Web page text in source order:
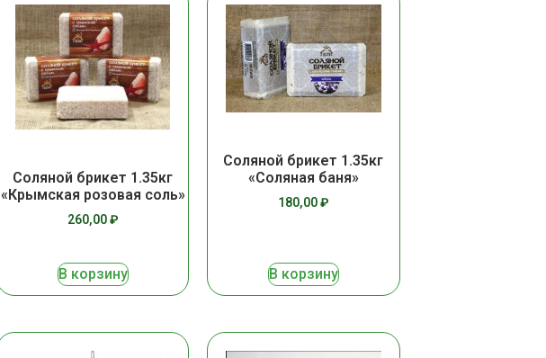
Соляной брикет 1.35кг
«Крымская розовая соль»
260,00₽
В корзину
Соляной брикет 1.35кг
«Соляная баня»
180,00₽
В корзину